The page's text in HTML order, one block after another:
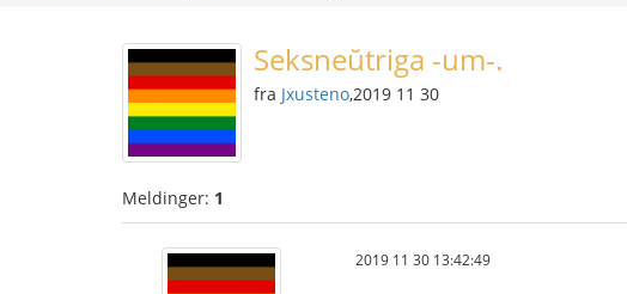
Seksneŭtriga -um-.
fra Jxusteno,2019 11 30
Meldinger: 1
2019 11 30 13:42:49